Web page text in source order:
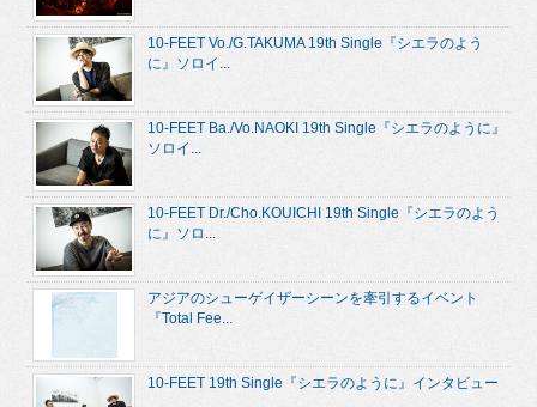
10-FEET Vo./G.TAKUMA 19th Single『シエラのよう
に』ソロイ...
10-FEET Ba./Vo.NAOKI 19th Single『シエラのように』
ソロイ...
10-FEET Dr./Cho.KOUICHI 19th Single『シエラのよう
に』ソロ...
アジアのシューゲイザーシーンを牽引するイベント
『Total Fee...
10-FEET 19th Single『シエラのように』インタビュー